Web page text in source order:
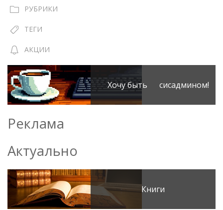
РУБРИКИ
ТЕГИ
АКЦИИ
Хочу быть сисадмином!
Реклама
Актуально
Книги